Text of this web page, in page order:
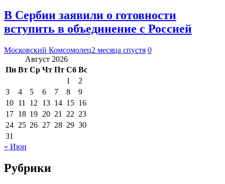
В Сербии заявили о готовности
вступить в объединение с Россией
Московский Комсомолец2 месяца спустя 0
Август 2026
Пн Вт Ср Чт Пт Сб Вс
1
2
3
4 5 6 7 8
9
10 11 12 13 14 15 16
17 18 19 20 21 22 23
24 25 26 27 28 29 30
31
« Июн
Рубрики